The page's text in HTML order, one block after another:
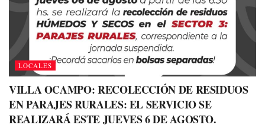
LOCALES
VILLA OCAMPO: RECOLECCIÓN DE RESIDUOS
EN PARAJES RURALES: EL SERVICIO SE
REALIZARÁ ESTE JUEVES 6 DE AGOSTO.